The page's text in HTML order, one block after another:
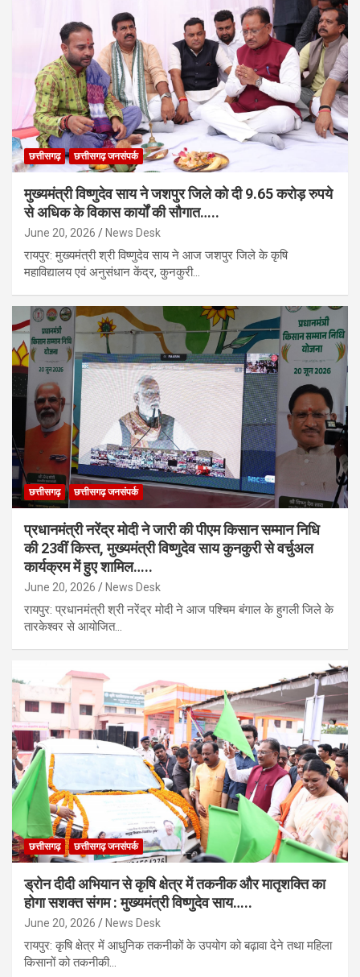
छत्तीसगढ़ छत्तीसगढ़ जनसंपर्क
मुख्यमंत्री विष्णुदेव साय ने जशपुर जिले को दी 9.65 करोड़ रुपये
से अधिक के विकास कार्यों की सौगात…..
June 20, 2026 News Desk
रायपुर: मुख्यमंत्री श्री विष्णुदेव साय ने आज जशपुर जिले के कृषि
महाविद्यालय एवं अनुसंधान केंद्र, कुनकुरी…
छत्तीसगढ़ छत्तीसगढ़ जनसंपर्क
प्रधानमंत्री नरेंद्र मोदी ने जारी की पीएम किसान सम्मान निधि
की 23वीं किस्त, मुख्यमंत्री विष्णुदेव साय कुनकुरी से वर्चुअल
कार्यक्रम में हुए शामिल…..
June 20, 2026 News Desk
रायपुर: प्रधानमंत्री श्री नरेंद्र मोदी ने आज पश्चिम बंगाल के हुगली जिले के
तारकेश्वर से आयोजित…
छत्तीसगढ़ छत्तीसगढ़ जनसंपर्क
ड्रोन दीदी अभियान से कृषि क्षेत्र में तकनीक और मातृशक्ति का
होगा सशक्त संगम : मुख्यमंत्री विष्णुदेव साय…..
June 20, 2026 News Desk
रायपुर: कृषि क्षेत्र में आधुनिक तकनीकों के उपयोग को बढ़ावा देने तथा महिला
किसानों को तकनीकी…